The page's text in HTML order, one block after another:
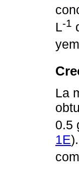
L-1
La
0.5
1E